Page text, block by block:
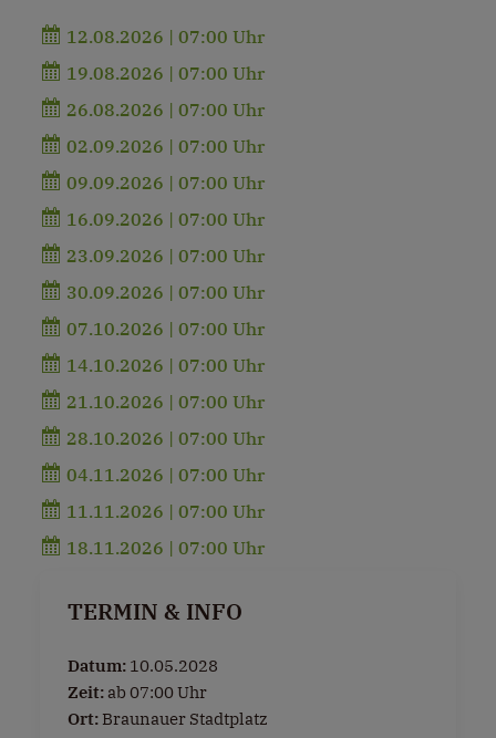
12.08.2026 | 07:00 Uhr
19.08.2026 | 07:00 Uhr
26.08.2026 | 07:00 Uhr
02.09.2026 | 07:00 Uhr
09.09.2026 | 07:00 Uhr
16.09.2026 | 07:00 Uhr
23.09.2026 | 07:00 Uhr
30.09.2026 | 07:00 Uhr
07.10.2026 | 07:00 Uhr
14.10.2026 | 07:00 Uhr
21.10.2026 | 07:00 Uhr
28.10.2026 | 07:00 Uhr
04.11.2026 | 07:00 Uhr
11.11.2026 | 07:00 Uhr
18.11.2026 | 07:00 Uhr
TERMIN & INFO
Datum: 10.05.2028
Zeit: ab 07:00 Uhr
Ort: Braunauer Stadtplatz